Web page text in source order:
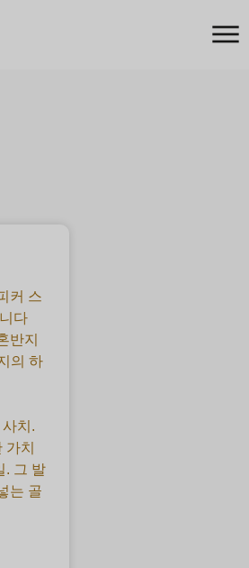
커 스
다
반지
의 하
치.
치
. 그 발
는 골